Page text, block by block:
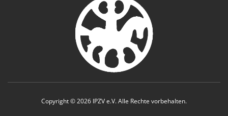
Copyright © 2026 IPZV e.V. Alle Rechte vorbehalten.